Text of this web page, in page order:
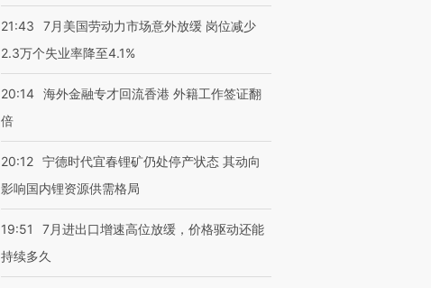
21:43
7月美国劳动力市场意外放缓 岗位减少
2.3万个失业率降至4.1%
20:14 海外金融专才回流香港 外籍工作签证翻
倍
20:12 宁德时代宜春锂矿仍处停产状态 其动向
影响国内锂资源供需格局
19:51
7月进出口增速高位放缓，价格驱动还能
持续多久